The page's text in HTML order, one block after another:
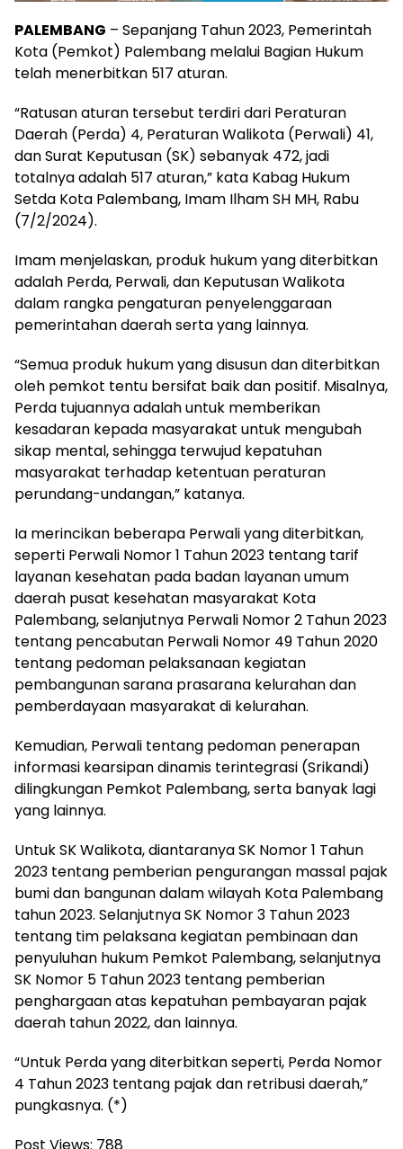
PALEMBANG – Sepanjang Tahun 2023, Pemerintah
Kota (Pemkot) Palembang melalui Bagian Hukum
telah menerbitkan 517 aturan.
“Ratusan aturan tersebut terdiri dari Peraturan
Daerah (Perda) 4, Peraturan Walikota (Perwali) 41,
dan Surat Keputusan (SK) sebanyak 472, jadi
totalnya adalah 517 aturan,” kata Kabag Hukum
Setda Kota Palembang, Imam Ilham SH MH, Rabu
(7/2/2024).
Imam menjelaskan, produk hukum yang diterbitkan
adalah Perda, Perwali, dan Keputusan Walikota
dalam rangka pengaturan penyelenggaraan
pemerintahan daerah serta yang lainnya.
“Semua produk hukum yang disusun dan diterbitkan
oleh pemkot tentu bersifat baik dan positif. Misalnya,
Perda tujuannya adalah untuk memberikan
kesadaran kepada masyarakat untuk mengubah
sikap mental, sehingga terwujud kepatuhan
masyarakat terhadap ketentuan peraturan
perundang-undangan,” katanya.
Ia merincikan beberapa Perwali yang diterbitkan,
seperti Perwali Nomor 1 Tahun 2023 tentang tarif
layanan kesehatan pada badan layanan umum
daerah pusat kesehatan masyarakat Kota
Palembang, selanjutnya Perwali Nomor 2 Tahun 2023
tentang pencabutan Perwali Nomor 49 Tahun 2020
tentang pedoman pelaksanaan kegiatan
pembangunan sarana prasarana kelurahan dan
pemberdayaan masyarakat di kelurahan.
Kemudian, Perwali tentang pedoman penerapan
informasi kearsipan dinamis terintegrasi (Srikandi)
dilingkungan Pemkot Palembang, serta banyak lagi
yang lainnya.
Untuk SK Walikota, diantaranya SK Nomor 1 Tahun
2023 tentang pemberian pengurangan massal pajak
bumi dan bangunan dalam wilayah Kota Palembang
tahun 2023. Selanjutnya SK Nomor 3 Tahun 2023
tentang tim pelaksana kegiatan pembinaan dan
penyuluhan hukum Pemkot Palembang, selanjutnya
SK Nomor 5 Tahun 2023 tentang pemberian
penghargaan atas kepatuhan pembayaran pajak
daerah tahun 2022, dan lainnya.
“Untuk Perda yang diterbitkan seperti, Perda Nomor
4 Tahun 2023 tentang pajak dan retribusi daerah,”
pungkasnya. (*)